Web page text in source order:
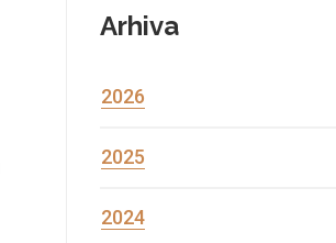
Arhiva
2026
2025
2024